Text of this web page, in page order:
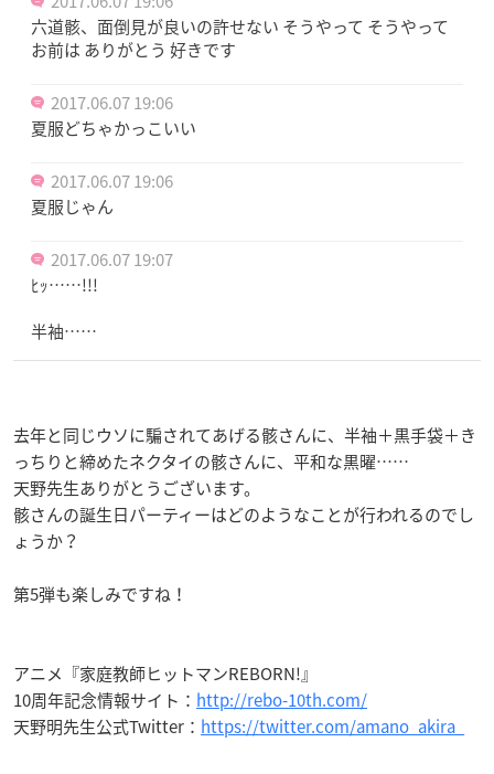
六道骸、面倒見が良いの許せない そうやって そうやって
お前は ありがとう 好きです
2017.06.07 19:06
夏服どちゃかっこいい
2017.06.07 19:06
夏服じゃん
2017.06.07 19:07
ﾋｯ……!!!
半袖……
去年と同じウソに騙されてあげる骸さんに、半袖＋黒手袋＋き
っちりと締めたネクタイの骸さんに、平和な黒曜……
天野先生ありがとうございます。
骸さんの誕生日パーティーはどのようなことが行われるのでし
ょうか？
第5弾も楽しみですね！
アニメ『家庭教師ヒットマンREBORN!』
10周年記念情報サイト： http://rebo-10th.com/
天野明先生公式Twitter： https://twitter.com/amano_akira_